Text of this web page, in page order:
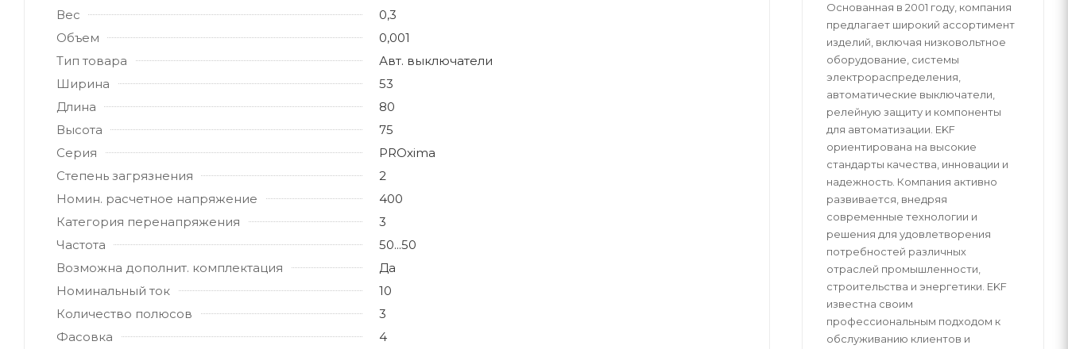
Вес
0,3
Объем
0,001
Тип товара
Авт. выключатели
Ширина
53
Длина
80
Высота
75
Серия
PROxima
Степень загрязнения
2
Номин. расчетное напряжение
400
Категория перенапряжения
3
Частота
50...50
Возможна дополнит. комплектация
Да
Номинальный ток
10
Количество полюсов
3
Фасовка
4
Основанная в 2001 году, компания
предлагает широкий ассортимент
изделий, включая низковольтное
оборудование, системы
электрораспределения,
автоматические выключатели,
релейную защиту и компоненты
для автоматизации. EKF
ориентирована на высокие
стандарты качества, инновации и
надежность. Компания активно
развивается, внедряя
современные технологии и
решения для удовлетворения
потребностей различных
отраслей промышленности,
строительства и энергетики. EKF
известна своим
профессиональным подходом к
обслуживанию клиентов и